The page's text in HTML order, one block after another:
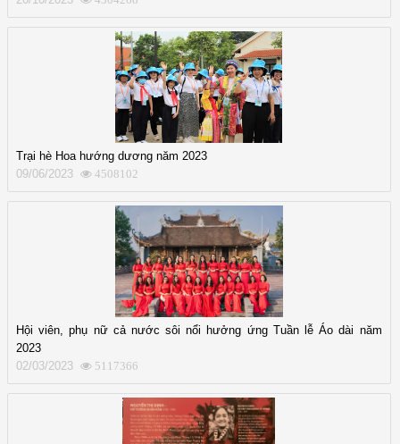
Trại hè Hoa hướng dương năm 2023
09/06/2023
4508102
Hội viên, phụ nữ cả nước sôi nổi hưởng ứng Tuần lễ Áo dài năm
2023
02/03/2023
5117366